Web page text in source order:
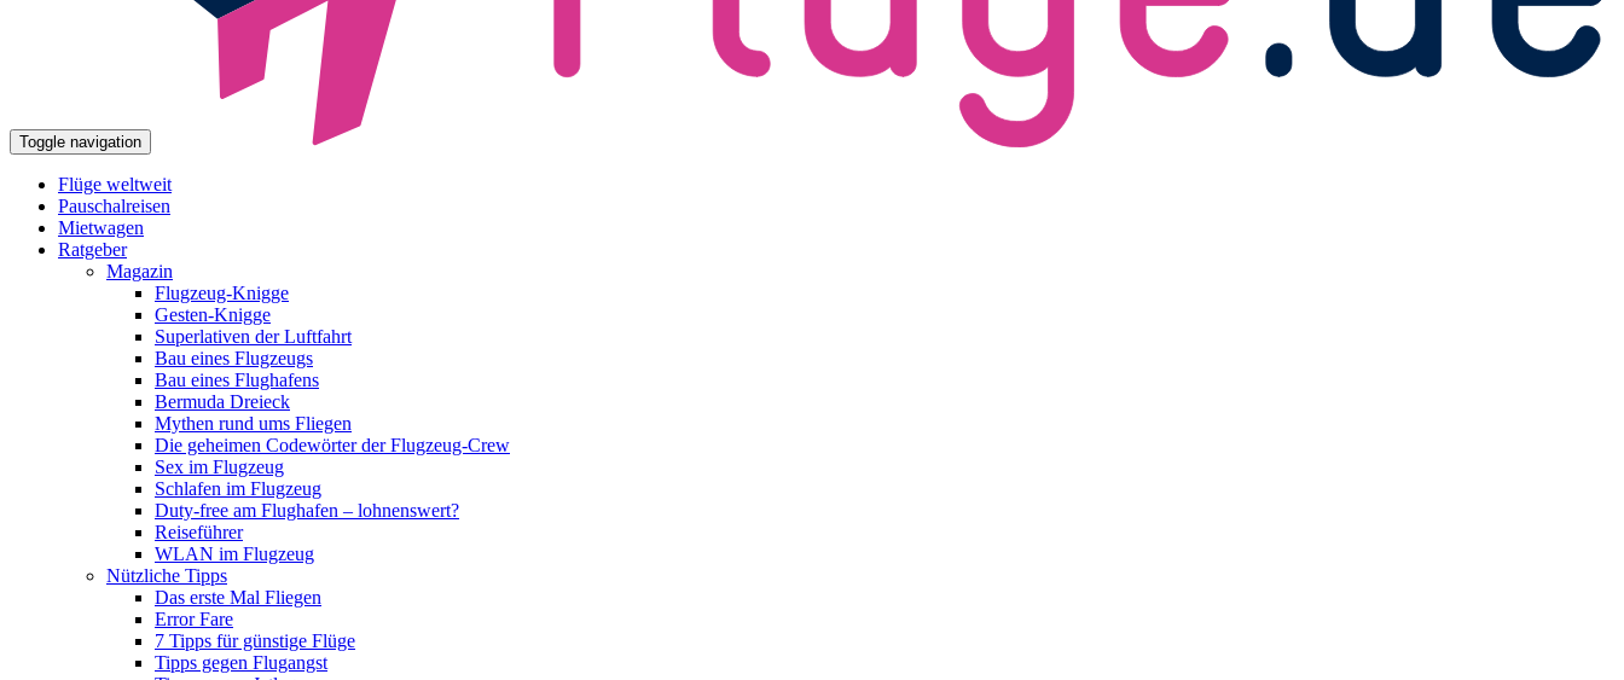
Toggle navigation
Flüge weltweit
Pauschalreisen
Mietwagen
Ratgeber
Magazin
Flugzeug-Knigge
Gesten-Knigge
Superlativen der Luftfahrt
Bau eines Flugzeugs
Bau eines Flughafens
Bermuda Dreieck
Mythen rund ums Fliegen
Die geheimen Codewörter der Flugzeug-Crew
Sex im Flugzeug
Schlafen im Flugzeug
Duty-free am Flughafen – lohnenswert?
Reiseführer
WLAN im Flugzeug
Nützliche Tipps
Das erste Mal Fliegen
Error Fare
7 Tipps für günstige Flüge
Tipps gegen Flugangst